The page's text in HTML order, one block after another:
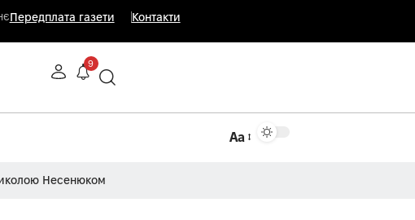
Передплата газети Контакти
9
Аа
Несенюком